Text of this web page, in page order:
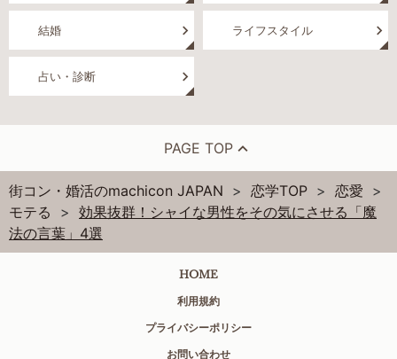
結婚 ライフスタイル
占い・診断
PAGE TOP
街コン・婚活のmachicon JAPAN 恋学TOP
恋愛
モテる
効果抜群！シャイな男性をその気にさせる「魔
法の言葉」4選
HOME
利用規約
プライバシーポリシー
お問い合わせ